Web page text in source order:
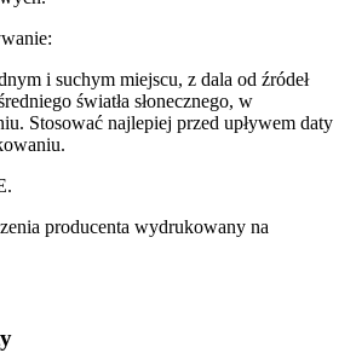
i suchym miejscu, z dala od źródeł
światła słonecznego, w
Stosować najlepiej przed upływem daty
producenta wydrukowany na